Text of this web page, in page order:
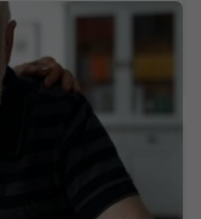
Zmenou
získaš vyše